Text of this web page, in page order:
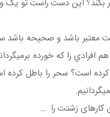
بکند؟ اين دست راست تو يک
باشد و صحيحه باشد
افرادي را که خورده برمي
است؟ سحر را باطل
گردانيم.
زشتت را ...